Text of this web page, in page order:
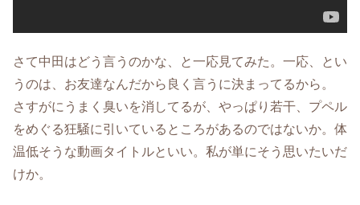
さて中田はどう言うのかな、と一応見てみた。一応、とい
うのは、お友達なんだから良く言うに決まってるから。
さすがにうまく臭いを消してるが、やっぱり若干、プペル
をめぐる狂騒に引いているところがあるのではないか。体
温低そうな動画タイトルといい。私が単にそう思いたいだ
けか。